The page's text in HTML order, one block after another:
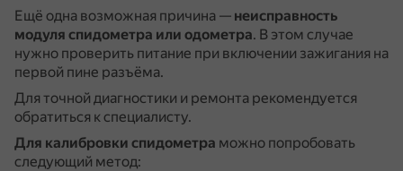
Ещё одна возможная причина — неисправность
модуля спидометра или одометра. В этом случае
нужно проверить питание при включении зажигания на
первой пине разъёма.
Для точной диагностики и ремонта рекомендуется
обратиться к специалисту.
Для калибровки спидометра можно попробовать
следующий метод: